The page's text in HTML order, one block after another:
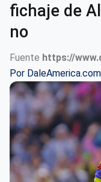
fichaje de
no
Fuente https://
Por DaleAmerica.com